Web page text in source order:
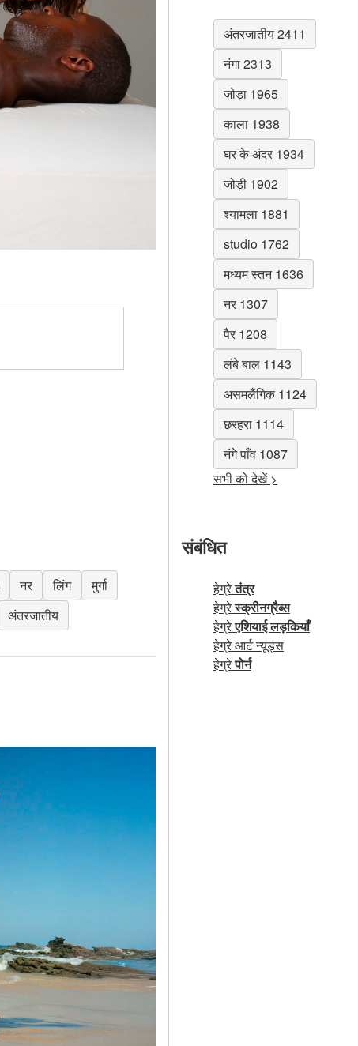
नर लिंग
मुर्गा
अंतरजातीय
अंतरजातीय 2411
नंगा 2313
जोड़ा 1965
काला 1938
घर के अंदर 1934
जोड़ी 1902
श्यामला 1881
studio 1762
मध्यम स्तन 1636
नर 1307
पैर 1208
लंबे बाल 1143
असमलैंगिक 1124
छरहरा 1114
नंगे पाँव 1087
सभी को देखें >
संबंधित
हेग्रेतंत्र
हेग्रेस्क्रीनग्रैब्स
हेग्रेएशियाई लड़कियाँ
हेग्रे आर्ट न्यूड्स
हेग्रेपोर्न